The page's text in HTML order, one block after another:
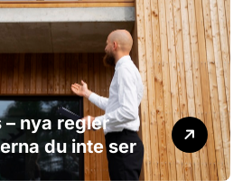
nya regler
du inte ser